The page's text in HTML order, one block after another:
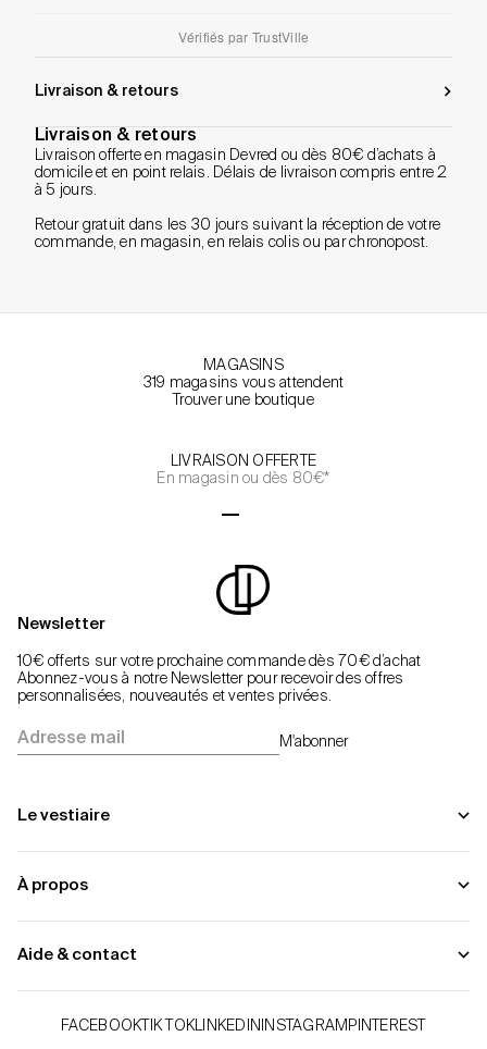
Vérifiés par TrustVille
Livraison & retours
Livraison & retours
Livraison offerte en magasin Devred ou dès 80€ d’achats à
domicile et en point relais. Délais de livraison compris entre 2
à 5 jours.
Retour gratuit dans les 30 jours suivant la réception de votre
commande, en magasin, en relais colis ou par chronopost.
MAGASINS
319 magasins vous attendent
Trouver une boutique
LIVRAISON OFFERTE
En magasin ou dès 80€*
Le vestiaire
À propos
Aide & contact
Newsletter
10€ offerts sur votre prochaine commande dès 70€ d’achat
Abonnez-vous à notre Newsletter pour recevoir des offres
personnalisées, nouveautés et ventes privées.
Adresse mail M'abonner
FACEBOOKTIK TOKLINKEDIN INSTAGRAM PINTEREST